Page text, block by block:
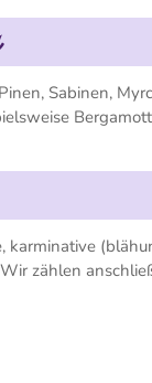
Sabinen,
karminative
zählen